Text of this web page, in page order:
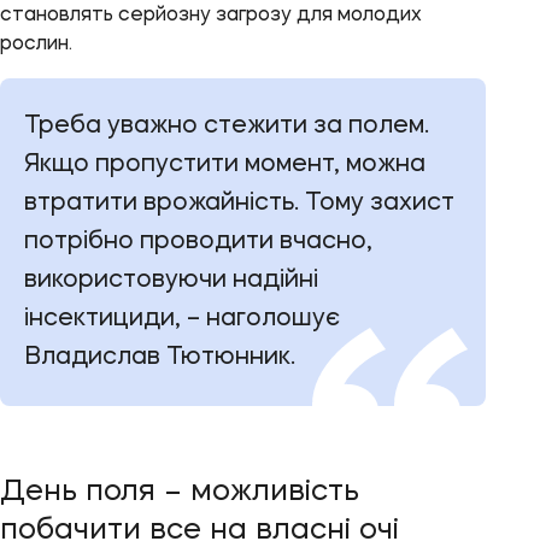
становлять серйозну загрозу для молодих
рослин.
Треба уважно стежити за полем.
Якщо пропустити момент, можна
втратити врожайність. Тому захист
потрібно проводити вчасно,
використовуючи надійні
інсектициди, – наголошує
Владислав Тютюнник.
День поля – можливість
побачити все на власні очі